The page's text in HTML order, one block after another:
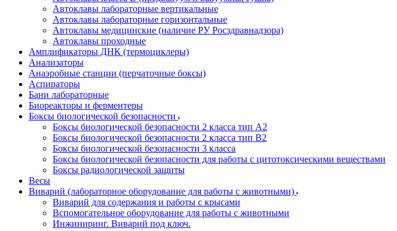
Автоклавы лабораторные вертикальные
Автоклавы лабораторные горизонтальные
Автоклавы медицинские (наличие РУ Росздравнадзора)
Автоклавы проходные
Амплификаторы ДНК (термоциклеры)
Анализаторы
Анаэробные станции (перчаточные боксы)
Аспираторы
Бани лабораторные
Биореакторы и ферментеры
Боксы биологической безопасности
Боксы биологической безопасности 2 класса тип A2
Боксы биологической безопасности 2 класса тип B2
Боксы биологической безопасности 3 класса
Боксы биологической безопасности для работы с цитотоксическими веществами
Боксы радиологической защиты
Весы
Виварий (лабораторное оборудование для работы с животными)
Виварий для содержания и работы с крысами
Вспомогательное оборудование для работы с животными
Инжиниринг. Виварий под ключ.